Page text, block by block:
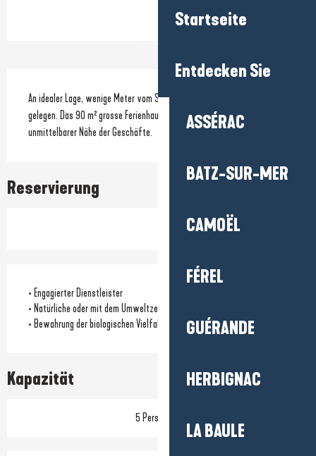
Startseite
Entdecken Sie
ASSÉRAC
BATZ-SUR-MER
CAMOËL
FÉREL
GUÉRANDE
HERBIGNAC
LA BAULE
Öffnungszeiten & Kontaktdaten
Beschreibung
An idealer Lage, wenige Meter vom Strand Lann Guy in Mesquer-Quimiac
gelegen. Das 90 m² grosse Ferienhaus bietet Ruhe und Erholung in
unmittelbarer Nähe der Geschäfte.
Reservierung
• Engagierter Dienstleister
• Natürliche oder mit dem Umweltzeichen versehene Reinigungsmittel
• Bewahrung der biologischen Vielfalt des Standorts
Kapazität
5 Person(en)